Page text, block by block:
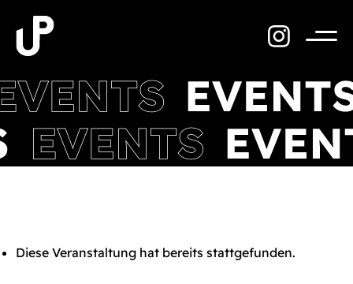
Inhalt
springen
Diese Veranstaltung hat bereits stattgefunden.